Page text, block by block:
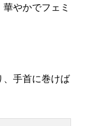
やかでフェミ
、手首に巻けば